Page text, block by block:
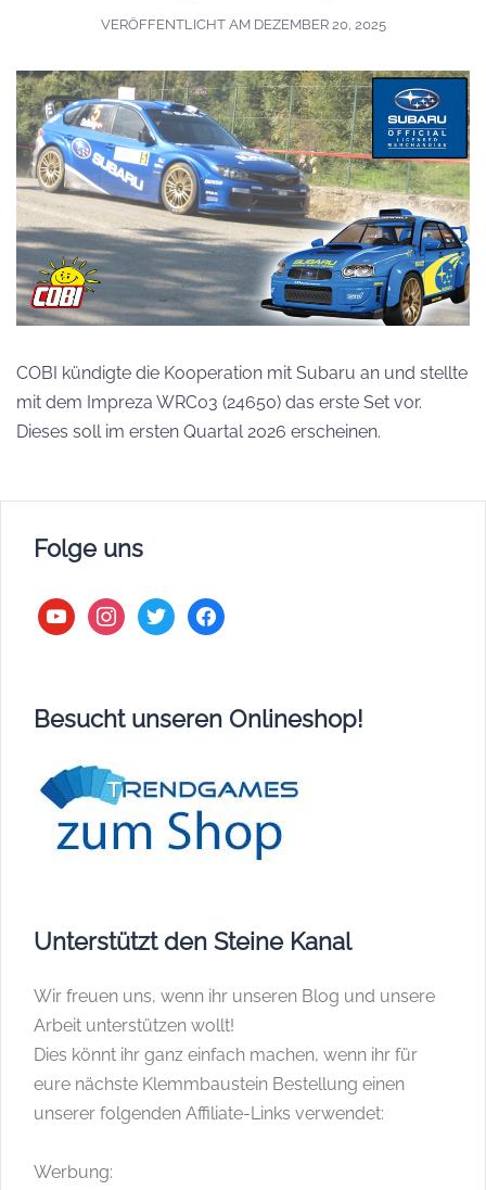
VERÖFFENTLICHT AM DEZEMBER 20, 2025
COBI kündigte die Kooperation mit Subaru an und stellte
mit dem Impreza WRC03 (24650) das erste Set vor.
Dieses soll im ersten Quartal 2026 erscheinen.
Folge uns
youtubeinstagram
twitter facebook
Besucht unseren Onlineshop!
Unterstützt den Steine Kanal
Wir freuen uns, wenn ihr unseren Blog und unsere
Arbeit unterstützen wollt!
Dies könnt ihr ganz einfach machen, wenn ihr für
eure nächste Klemmbaustein Bestellung einen
unserer folgenden Affiliate-Links verwendet:
Werbung: